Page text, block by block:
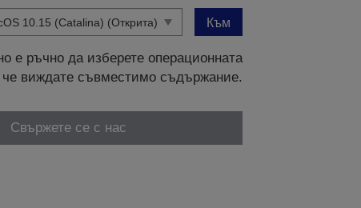
Към
е ръчно да изберете операционната
че виждате съвместимо съдържание.
Свържете се с нас